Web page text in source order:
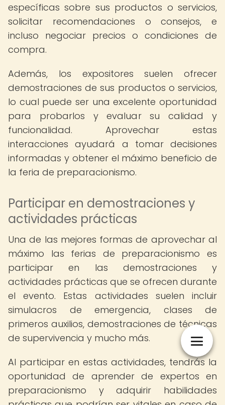
específicas sobre sus productos o servicios,
solicitar recomendaciones o consejos, e
incluso negociar precios o condiciones de
compra.
Además, los expositores suelen ofrecer
demostraciones de sus productos o servicios,
lo cual puede ser una excelente oportunidad
para probarlos y evaluar su calidad y
funcionalidad. Aprovechar estas
interacciones ayudará a tomar decisiones
informadas y obtener el máximo beneficio de
la feria de preparacionismo.
Participar en demostraciones y
actividades prácticas
Una de las mejores formas de aprovechar al
máximo las ferias de preparacionismo es
participar en las demostraciones y
actividades prácticas que se ofrecen durante
el evento. Estas actividades suelen incluir
simulacros de emergencia, clases de
primeros auxilios, demostraciones de técnicas
de supervivencia y mucho más.
Al participar en estas actividades, tendrás la
oportunidad de aprender de expertos en
preparacionismo y adquirir habilidades